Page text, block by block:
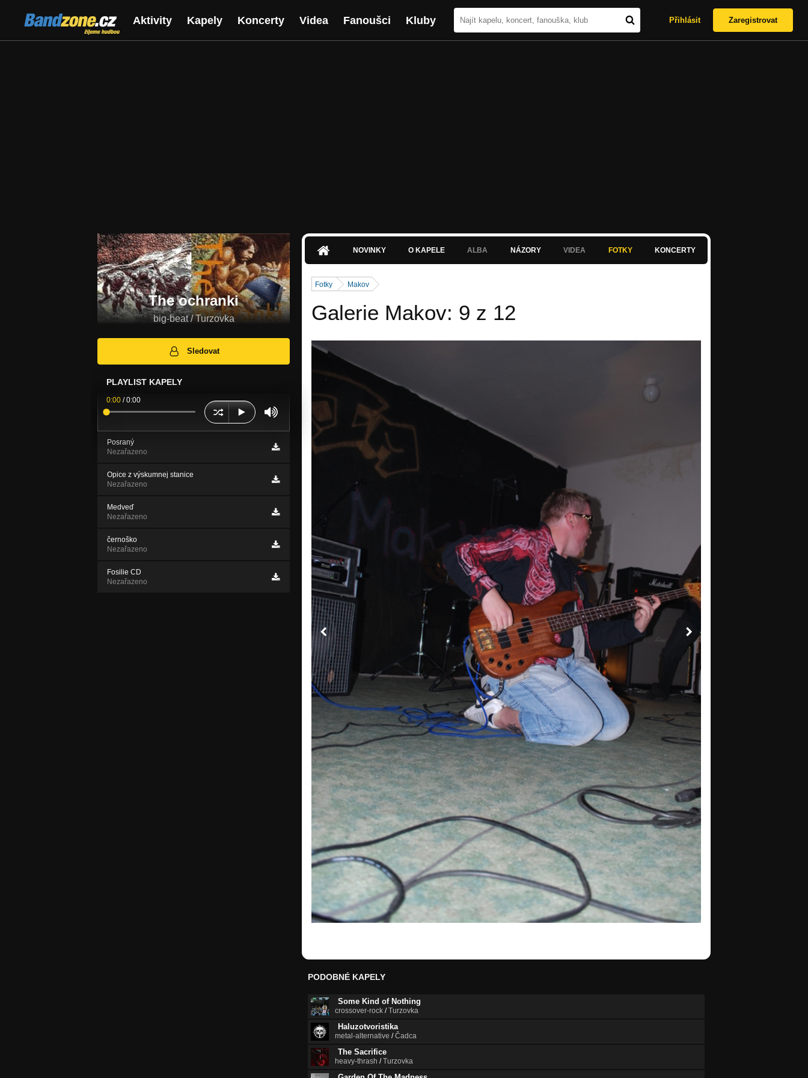
Bandzone.cz
žijeme hudbou
Aktivity Kapely Koncerty Videa Fanoušci Kluby Přihlásit Zaregistrovat
The ochranki
big-beat / Turzovka
Sledovat
PLAYLIST KAPELY
0:00 /0:00
Posraný
Nezařazeno
Opice z výskumnej stanice
Nezařazeno
Medveď
Nezařazeno
černoško
Nezařazeno
Fosilie CD
Nezařazeno
NOVINKY O KAPELE ALBA NÁZORY VIDEA FOTKY KONCERTY
Fotky Makov
Galerie Makov: 9 z 12
PODOBNÉ KAPELY
Some Kind of Nothing
crossover-rock /Turzovka
Haluzotvoristika
metal-alternative /Čadca
The Sacrifice
heavy-thrash /Turzovka